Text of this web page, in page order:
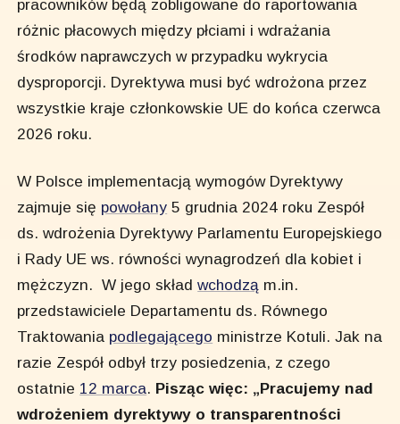
pracowników będą zobligowane do raportowania
różnic płacowych między płciami i wdrażania
środków naprawczych w przypadku wykrycia
dysproporcji. Dyrektywa musi być wdrożona przez
wszystkie kraje członkowskie UE do końca czerwca
2026 roku.
W Polsce implementacją wymogów Dyrektywy
zajmuje się powołany 5 grudnia 2024 roku Zespół
ds. wdrożenia Dyrektywy Parlamentu Europejskiego
i Rady UE ws. równości wynagrodzeń dla kobiet i
mężczyzn. W jego składwchodzą m.in.
przedstawiciele Departamentu ds. Równego
Traktowania podlegającego ministrze Kotuli. Jak na
razie Zespół odbył trzy posiedzenia, z czego
ostatnie 12 marca. Pisząc więc: „Pracujemy nad
wdrożeniem dyrektywy o transparentności